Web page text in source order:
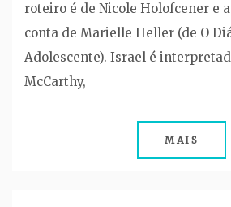
roteiro é de Nicole Holofcener e
conta de Marielle Heller (de O
Adolescente). Israel é
McCarthy,
MAIS